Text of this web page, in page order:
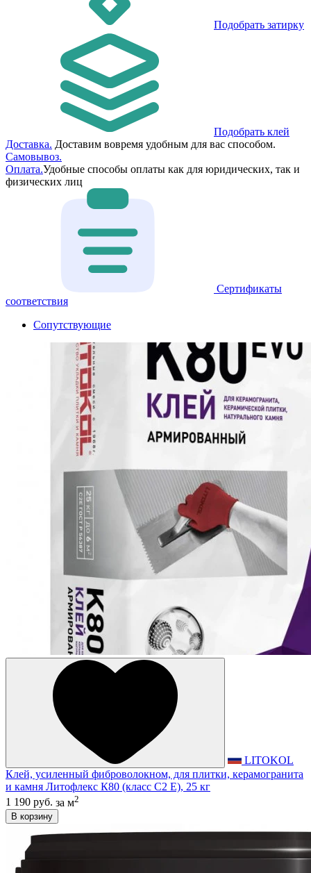
Подобрать затирку
Подобрать клей
Доставка. Доставим вовремя удобным для вас способом.
Самовывоз.
Оплата.Удобные способы оплаты как для юридических, так и
физических лиц
Сертификаты
соответствия
Сопутствующие
LITOKOL
Клей, усиленный фиброволокном, для плитки, керамогранита
и камня Литофлекс К80 (класс С2 E), 25 кг
1 190 руб. за м2
В корзину